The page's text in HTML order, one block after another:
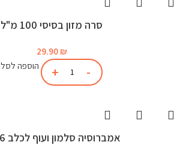
סרה מזון בסיסי 100 מ"ל
29.90 ₪
הוספה לסל
אמברוסיה סלמון ועוף לכלב 6 ק"ג